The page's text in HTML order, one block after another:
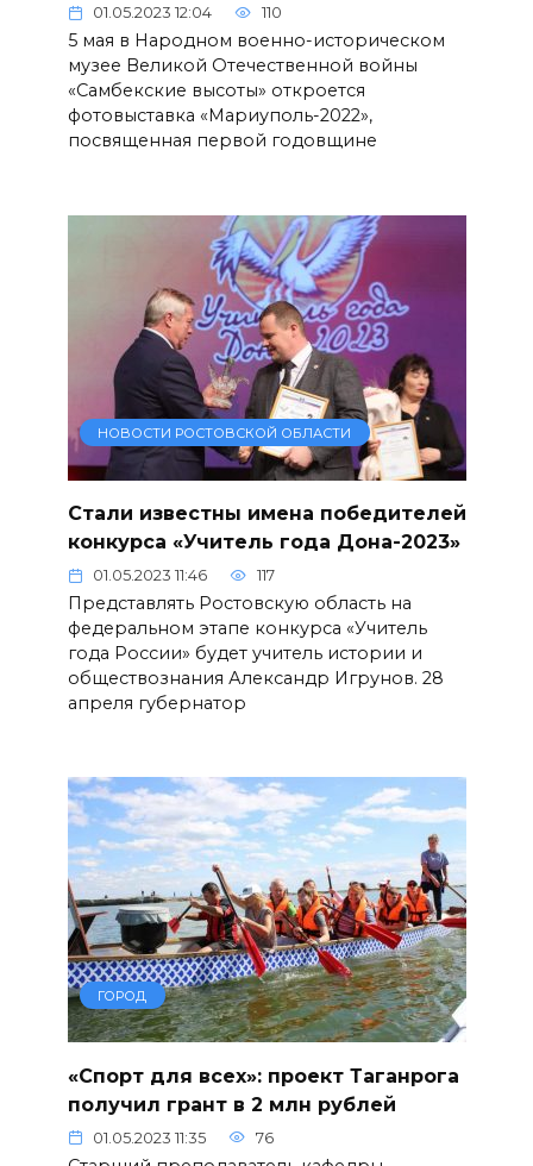
01.05.2023 12:04 110
5 мая в Народном военно-историческом
музее Великой Отечественной войны
«Самбекские высоты» откроется
фотовыставка «Мариуполь-2022»,
посвященная первой годовщине
НОВОСТИ РОСТОВСКОЙ ОБЛАСТИ
Стали известны имена победителей
конкурса «Учитель года Дона-2023»
01.05.2023 11:46 117
Представлять Ростовскую область на
федеральном этапе конкурса «Учитель
года России» будет учитель истории и
обществознания Александр Игрунов. 28
апреля губернатор
ГОРОД
«Спорт для всех»: проект Таганрога
получил грант в 2 млн рублей
01.05.2023 11:35 76